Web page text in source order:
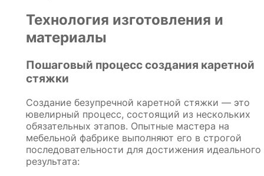
Технология изготовления и
материалы
Пошаговый процесс создания каретной
стяжки
Создание безупречной каретной стяжки — это
ювелирный процесс, состоящий из нескольких
обязательных этапов. Опытные мастера на
мебельной фабрике выполняют его в строгой
последовательности для достижения идеального
результата: